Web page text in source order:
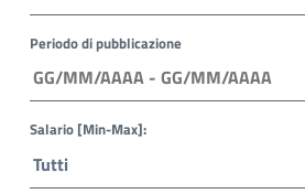
Periodo di pubblicazione
Salario [Min-Max]: